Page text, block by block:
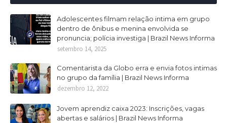
Adolescentes filmam relação intima em grupo
dentro de ônibus e menina envolvida se
pronuncia; polícia investiga | Brazil News Informa
setembro 14, 2025
Comentarista da Globo erra e envia fotos intimas
no grupo da família | Brazil News Informa
dezembro 12, 2022
Jovem aprendiz caixa 2023: Inscrições, vagas
abertas e salários | Brazil News Informa